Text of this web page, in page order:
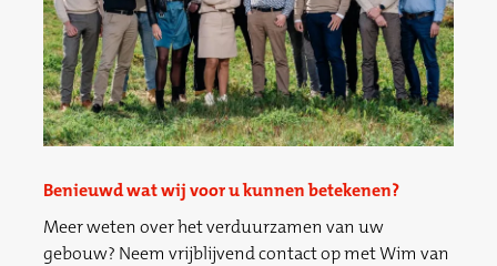
Benieuwd wat wij voor u kunnen betekenen?
Meer weten over het verduurzamen van uw
gebouw? Neem vrijblijvend contact op met Wim van